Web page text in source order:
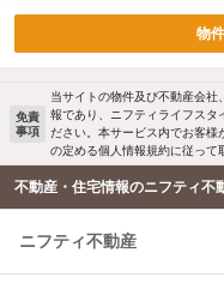
物
免責
事項
当サイトの物件及び不動産会
報であり、ニフティライフスタ
ださい。本サービス内でお客様
の定める個人情報規約に従って
不動産・住宅情報のニフティ不
ニフティ不動産